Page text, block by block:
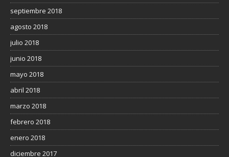
septiembre 2018
agosto 2018
julio 2018
junio 2018
mayo 2018
abril 2018
marzo 2018
febrero 2018
enero 2018
diciembre 2017